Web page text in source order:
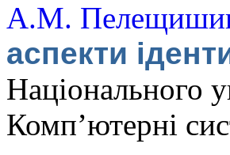
А.М.
аспекти
Національного
Комп’ютерні